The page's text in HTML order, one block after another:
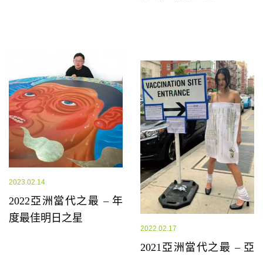
2023.02.14
2022亞洲當代之最 – 年
度最佳明日之星
2022.02.17
2021亞洲當代之最 – 亞